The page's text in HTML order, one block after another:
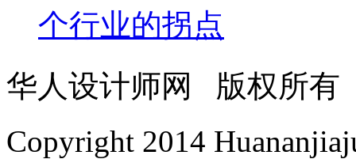
个行业的拐点
华人设计师网 版权所
Copyright 2014